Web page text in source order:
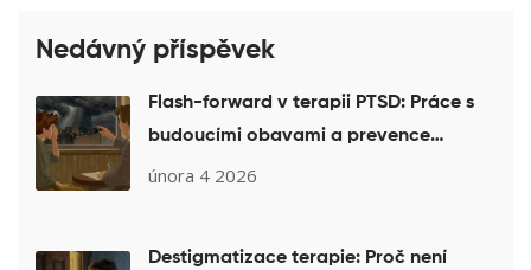
Nedávný příspěvek
Flash-forward v terapii PTSD: Práce s
budoucími obavami a prevence
retraumatizace
února 4 2026
Destigmatizace terapie: Proč není